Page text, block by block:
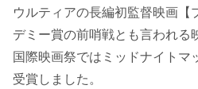
ウルティアの長編初監督映画【
デミー賞の前哨戦とも言われる
国際映画祭ではミッドナイトマ
受賞しました。